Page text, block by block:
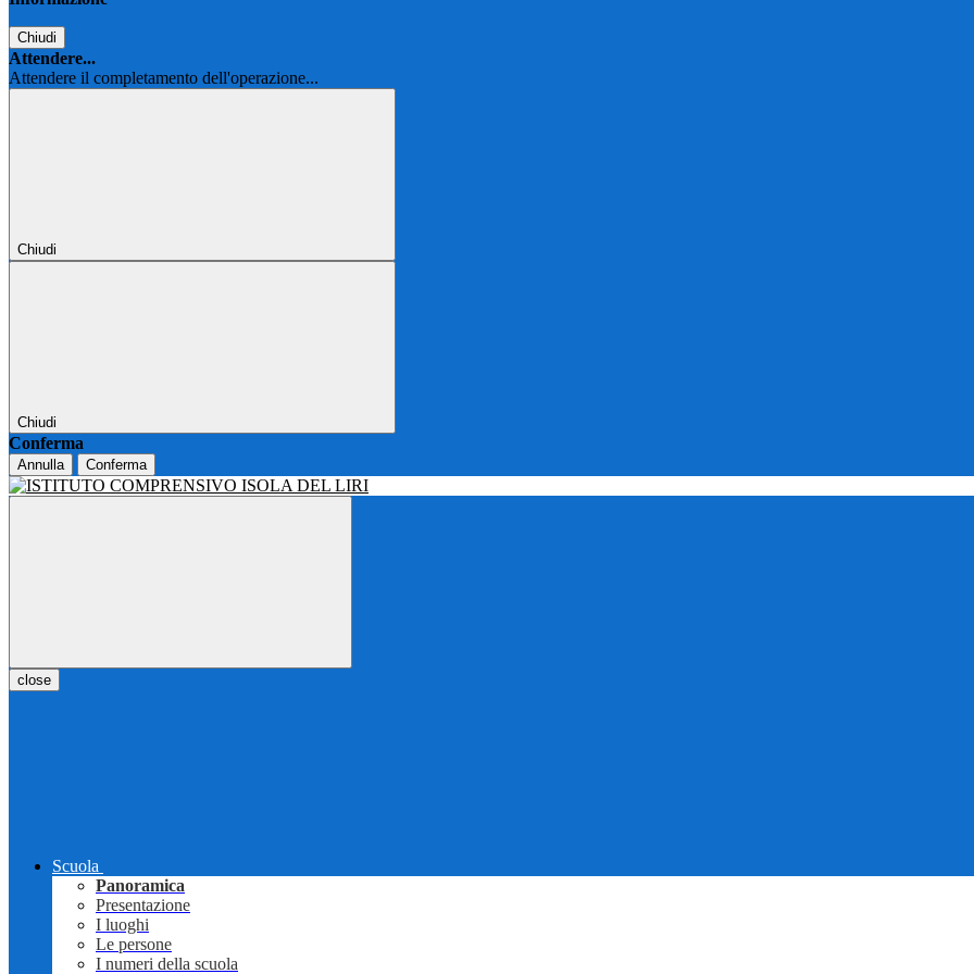
Chiudi
Attendere...
Attendere il completamento dell'operazione...
Chiudi
Chiudi
Conferma
Annulla Conferma
close
Scuola
Panoramica
Presentazione
I luoghi
Le persone
I numeri della scuola